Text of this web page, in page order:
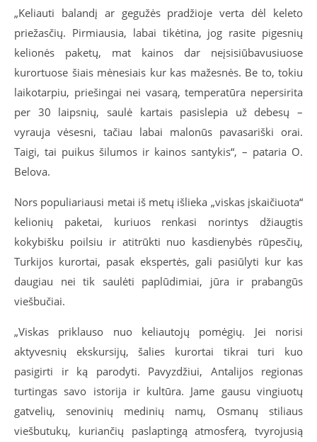
„Keliauti balandį ar gegužės pradžioje verta dėl keleto
priežasčių. Pirmiausia, labai tikėtina, jog rasite pigesnių
kelionės paketų, mat kainos dar neįsisiūbavusiuose
kurortuose šiais mėnesiais kur kas mažesnės. Be to, tokiu
laikotarpiu, priešingai nei vasarą, temperatūra nepersirita
per 30 laipsnių, saulė kartais pasislepia už debesų –
vyrauja vėsesni, tačiau labai malonūs pavasariški orai.
Taigi, tai puikus šilumos ir kainos santykis“, – pataria O.
Belova.
Nors populiariausi metai iš metų išlieka „viskas įskaičiuota“
kelionių paketai, kuriuos renkasi norintys džiaugtis
kokybišku poilsiu ir atitrūkti nuo kasdienybės rūpesčių,
Turkijos kurortai, pasak ekspertės, gali pasiūlyti kur kas
daugiau nei tik saulėti paplūdimiai, jūra ir prabangūs
viešbučiai.
„Viskas priklauso nuo keliautojų pomėgių. Jei norisi
aktyvesnių ekskursijų, šalies kurortai tikrai turi kuo
pasigirti ir ką parodyti. Pavyzdžiui, Antalijos regionas
turtingas savo istorija ir kultūra. Jame gausu vingiuotų
gatvelių, senovinių medinių namų, Osmanų stiliaus
viešbutukų, kuriančių paslaptingą atmosferą, tvyrojusią